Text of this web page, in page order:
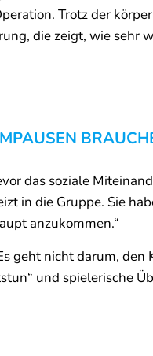
Trotz der
die zeigt, wie sehr
das soziale
in die Gruppe. Sie
anzukommen.“
geht nicht darum, den
und spielerische